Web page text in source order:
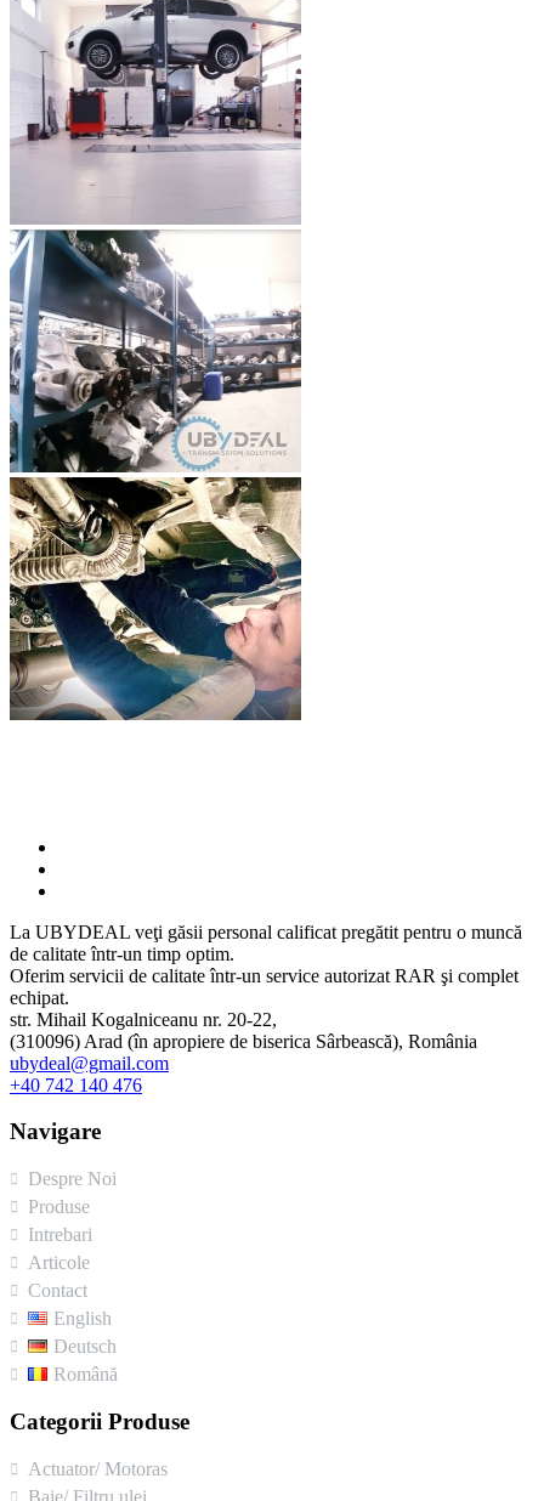
La UBYDEAL veţi găsii personal calificat pregătit pentru o muncă
de calitate într-un timp optim.
Oferim servicii de calitate într-un service autorizat RAR şi complet
echipat.
str. Mihail Kogalniceanu nr. 20-22,
(310096) Arad (în apropiere de biserica Sârbească), România
ubydeal@gmail.com
+40 742 140 476
Navigare
Despre Noi
Produse
Intrebari
Articole
Contact
English
Deutsch
Română
Categorii Produse
Actuator/ Motoras
Baie/ Filtru ulei